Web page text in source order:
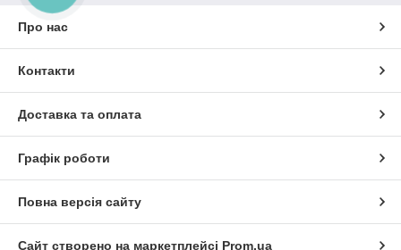
Про нас
Контакти
Доставка та оплата
Графік роботи
Повна версія сайту
Сайт створено на маркетплейсі Prom.ua